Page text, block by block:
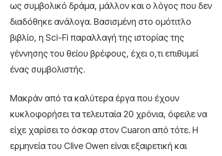
ως συμβολικό δράμα, μάλλον και ο λόγος που δεν
διαδόθηκε ανάλογα. Βασισμένη στο ομότιτλο
βιβλίο, η Sci-Fi παραλλαγή της ιστορίας της
γέννησης του θείου βρέφους, έχει ο,τι επιθυμεί
ένας συμβολιστής.
Μακράν από τα καλύτερα έργα που έχουν
κυκλοφορήσει τα τελευταία 20 χρόνια, όφειλε να
είχε χαρίσει το όσκαρ στον Cuaron από τότε. Η
ερμηνεία του Clive Owen είναι εξαιρετική και